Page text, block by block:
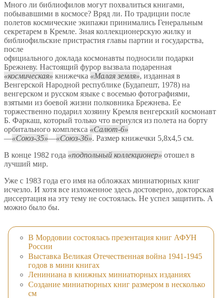
Много ли библиофилов могут похвалиться книгами,
побывавшими в космосе? Вряд ли. По традиции после
полетов космические экипажи принимались Генеральным
секретарем в Кремле. Зная коллекционерскую жилку и
библиофильские пристрастия главы партии и государства,
после
официального доклада космонавты подносили подарки
Брежневу. Настоящий фурор вызвала подаренная
космическая
книжечка Малая земля , изданная в
Венгерской Народной республике (Будапешт, 1978) на
венгерском и русском языке с восемью фотографиями,
взятыми из боевой жизни полковника Брежнева. Ее
торжественно подарил хозяину Кремля венгерский космонавт
Б. Фаркаш, который только что вернулся из полета на борту
орбитального комплекса
Салют-6
— Союз-35 — Союз-36 . Размер книжечки 5,8x4,5 см.
В конце 1982 года
подпольный коллекционер
отошел в
лучший мир.
Уже с 1983 года его имя на обложках миниатюрных книг
исчезло. И хотя все изложенное здесь достоверно, докторская
диссертация на эту тему не состоялась. Не успел защитить. А
можно было бы.
В Мордовии состоялась презентация книг АФУН
России
Выставка Великая Отечественная война 1941-1945
годов в мини книгах
Лениниана в книжных миниатюрных изданиях
Создание миниатюрных книг размером в несколько
см